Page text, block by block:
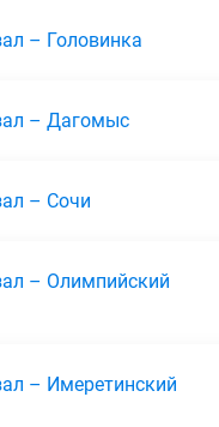
– Головинка
– Дагомыс
– Сочи
– Олимпийский
– Имеретинский